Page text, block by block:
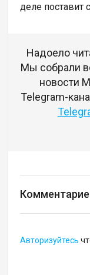
деле поставит
Надоело
Мы собрали
новости
Telegram-
Авторизуйтесь